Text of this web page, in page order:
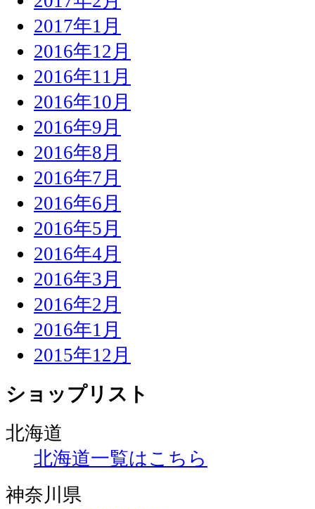
2017年1月
2016年12月
2016年11月
2016年10月
2016年9月
2016年8月
2016年7月
2016年6月
2016年5月
2016年4月
2016年3月
2016年2月
2016年1月
2015年12月
ショップリスト
北海道
北海道一覧はこちら
神奈川県